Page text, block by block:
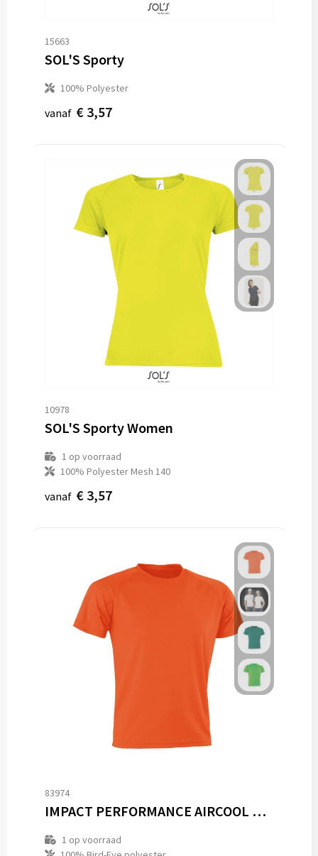
15663
SOL'S Sporty
100% Polyester
vanaf € 3,57
10978
SOL'S Sporty Women
1 op voorraad
100% Polyester Mesh 140
vanaf € 3,57
83974
IMPACT PERFORMANCE AIRCOOL TEE
1 op voorraad